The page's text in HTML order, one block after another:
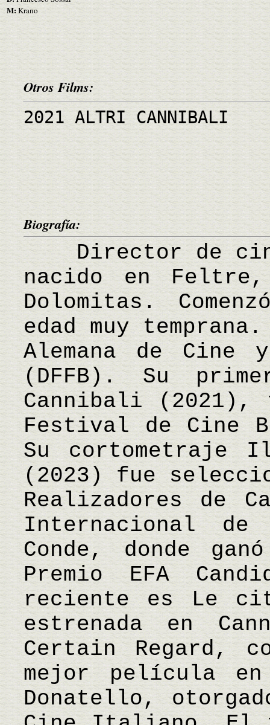
M:Krano
Otros Films:
2021 ALTRI CANNIBALI
Biografía:
Director de
nacido en
Dolomitas.
edad muy
Alemana de
(DFFB). Su
Cannibali (2021),
Festival de Cine
Su cortometraje
(2023) fue
Realizadores de
Internacional
Conde, donde
Premio EFA
reciente es Le
estrenada en
Certain Regard,
mejor película
Donatello,